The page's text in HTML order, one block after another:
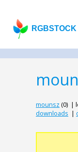
RGBSTOCK
mounsz (0) |
downloads |